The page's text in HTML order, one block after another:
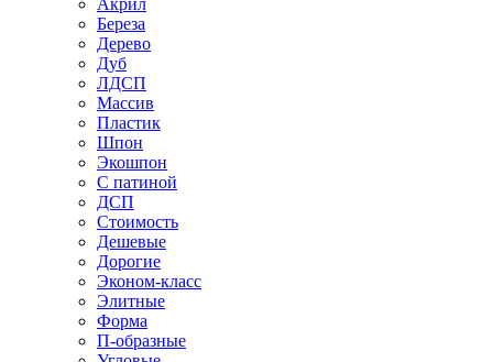
Акрил
Береза
Дерево
Дуб
ЛДСП
Массив
Пластик
Шпон
Экошпон
С патиной
ДСП
Стоимость
Дешевые
Дорогие
Эконом-класс
Элитные
Форма
П-образные